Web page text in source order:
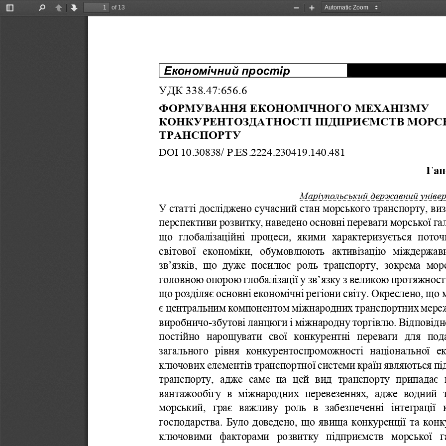
Toggle
PreviousNext
of 13
Zoom
Zoom
Економічний простір
УДК 338.47:656.6
ФОРМУВАННЯ ЕКОНОМІЧНОГО МЕХАНІЗМУ
КОНКУРЕНТОЗДАТНОСТІ ПІДПРИЄМСТВ
ТРАНСПОРТУ
DOI 10.30838/ P.ES.2224.230419.140.481
Маріупольський державний
У статті досліджено сучасний стан морського транспорту,
перспективи розвитку, наведено основні переваги морської
що глобалізаційні процеси, якими характеризується
світової економіки, обумовлюють активізацію
зв’язків що дуже посилює роль транспорту, зокрема
головною опороюглобалізаціїу зв’язку з великою
що розділяє основні економічні регіонисвіту. Окреслено, що
є центральним компонентомміжнародних транспортних
виробничо-збутові ланцюгиі міжнародну торгівлю.
постійно нарощувати свої конкурентні переваги для
загального рівня конкурентоспроможності національної
ключових елементів транспортної системи країн являються
транспорту, адже саме на цей вид транспорту припадає
вантажообігу в міжнародних перевезеннях, адже водний
морський, грає важливу роль в забезпеченні інтеграції
господарства Було доведено, що явища конкуренції та
ключовими
факторами розвитку підприємств морської